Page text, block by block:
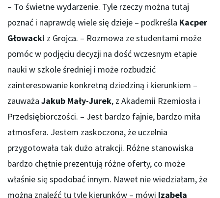
– To świetne wydarzenie. Tyle rzeczy można tutaj
poznać i naprawdę wiele się dzieje – podkreśla Kacper
Głowacki z Grojca. – Rozmowa ze studentami może
pomóc w podjęciu decyzji na dość wczesnym etapie
nauki w szkole średniej i może rozbudzić
zainteresowanie konkretną dziedziną i kierunkiem –
zauważa Jakub Mały-Jurek, z Akademii Rzemiosła i
Przedsiębiorczości. – Jest bardzo fajnie, bardzo miła
atmosfera. Jestem zaskoczona, że uczelnia
przygotowała tak dużo atrakcji. Różne stanowiska
bardzo chętnie prezentują różne oferty, co może
właśnie się spodobać innym. Nawet nie wiedziałam, że
można znaleźć tu tyle kierunków – mówi Izabela